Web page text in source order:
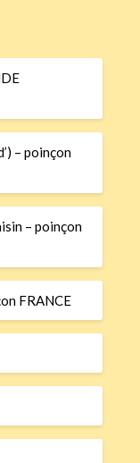
– poinçon
– poinçon
FRANCE